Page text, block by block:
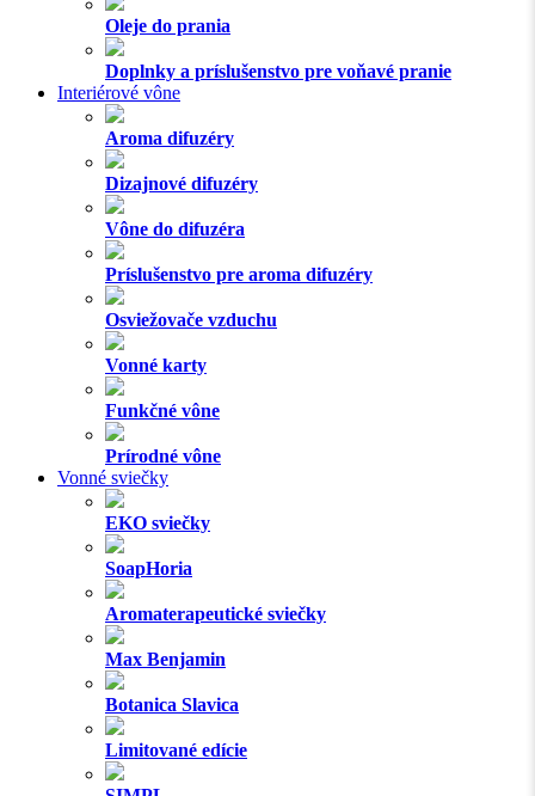
Oleje do prania
Doplnky a príslušenstvo pre voňavé pranie
Interiérové vône
Aroma difuzéry
Dizajnové difuzéry
Vône do difuzéra
Príslušenstvo pre aroma difuzéry
Osviežovače vzduchu
Vonné karty
Funkčné vône
Prírodné vône
Vonné sviečky
EKO sviečky
SoapHoria
Aromaterapeutické sviečky
Max Benjamin
Botanica Slavica
Limitované edície